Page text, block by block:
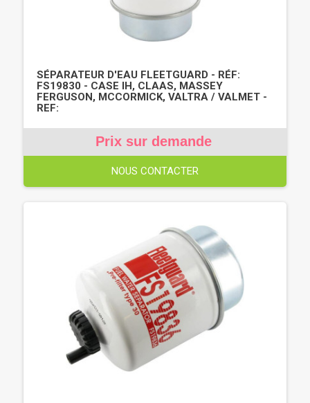
SÉPARATEUR D'EAU FLEETGUARD - RÉF:
FS19830 - CASE IH, CLAAS, MASSEY
FERGUSON, MCCORMICK, VALTRA / VALMET -
REF:
Prix sur demande
NOUS CONTACTER